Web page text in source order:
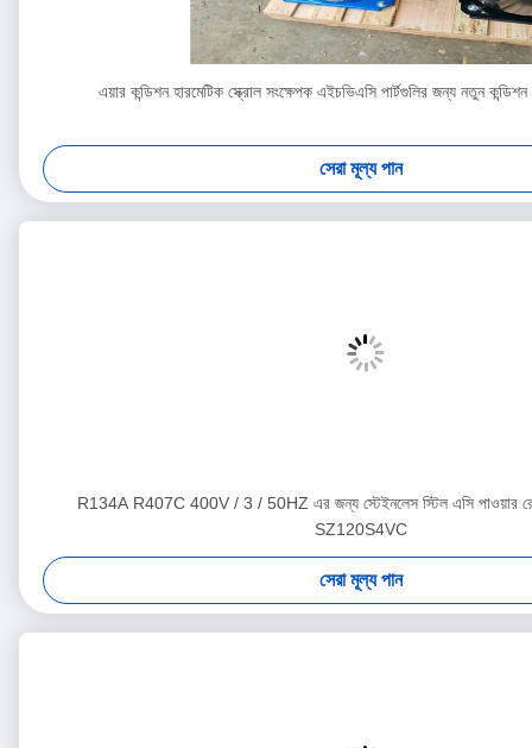
এয়ার কন্ডিশন হারমেটিক স্ক্রোল সংক্ষেপক এইচভিএসি পার্টগুলির জন্য নতুন
সেরা মূল্য পান
R134A R407C 400V / 3 / 50HZ এর জন্য স্টেইনলেস স্টিল এসি পাওয়ার
SZ120S4VC
সেরা মূল্য পান